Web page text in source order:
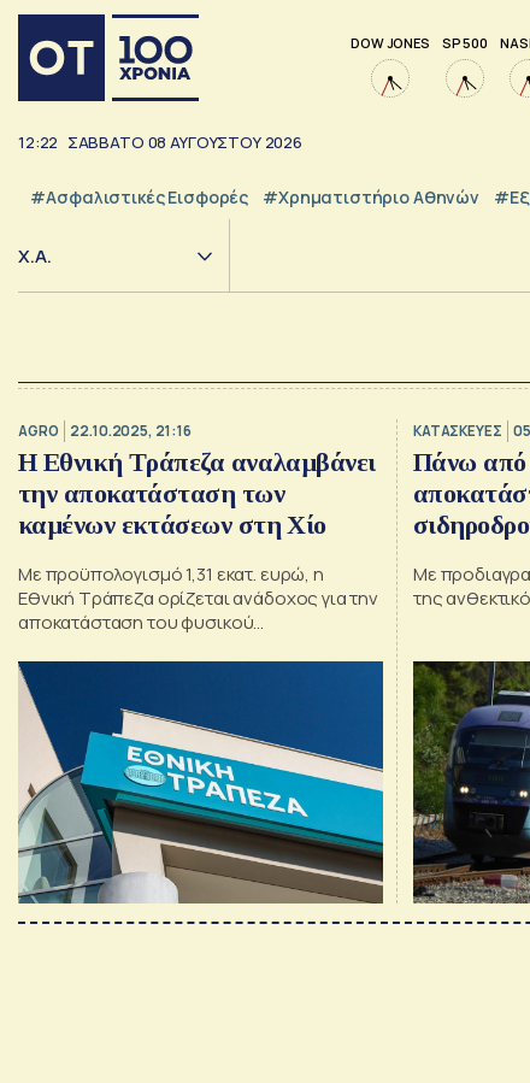
DOW JONES SP 500
12:22 ΣΑΒΒΑΤΟ 08 ΑΥΓΟΥΣΤΟΥ 2026
#Ασφαλιστικές Εισφορές #Χρηματιστήριο Αθηνών
Χ.Α.
AGRO 22.10.2025, 21:16
Η Εθνική Τράπεζα αναλαμβάνει
την αποκατάσταση των
καμένων εκτάσεων στη Χίο
Με προϋπολογισμό 1,31 εκατ. ευρώ, η
Εθνική Τράπεζα ορίζεται ανάδοχος για την
αποκατάσταση του φυσικού
καταστροφικές πυρκαγιές του καλοκαιριού
ΚΑΤΑΣΚΕΥΕΣ
Πάνω από
Με
της